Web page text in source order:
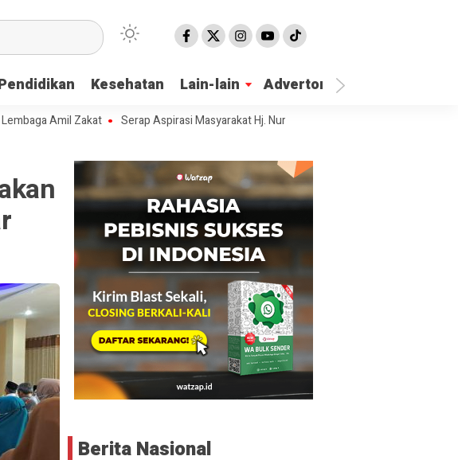
Kesehatan Lain-lain Advertorial
Amil Zakat Serap Aspirasi Masyarakat Hj. Nur Azizah Tamhid Gelar Diskusi Publik
Berita Nasional